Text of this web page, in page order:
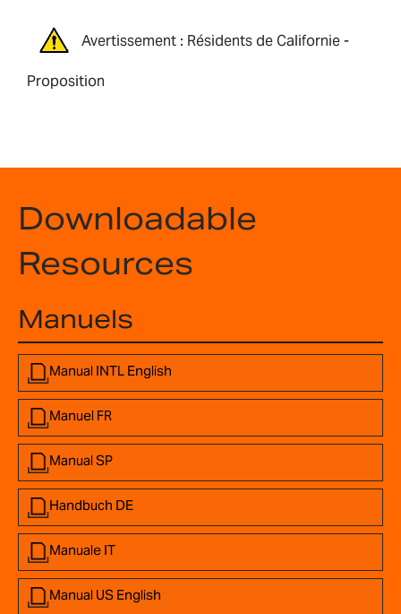
Avertissement : Résidents de Californie -
Proposition
Downloadable
Resources
Manuels
Manual INTL English
Manuel FR
Manual SP
Handbuch DE
Manuale IT
Manual US English